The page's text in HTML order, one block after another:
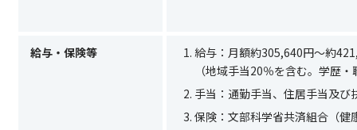
給与・保険等 給与：月額約305,640円～約
（地域手当20％を含む。学歴
手当：通勤手当、住居手当及
保険：文部科学省共済組合（健